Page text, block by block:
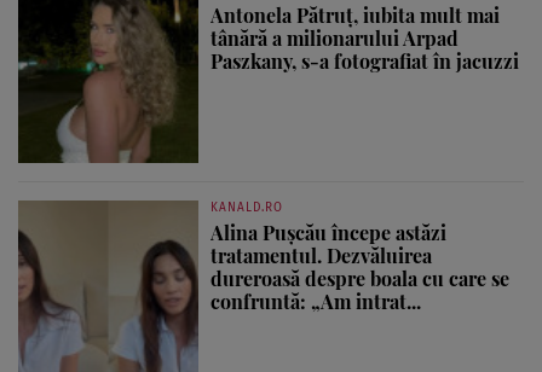
Antonela Pătruț, iubita mult mai
tânără a milionarului Arpad
Paszkany, s-a fotografiat în jacuzzi
KANALD.RO
Alina Pușcău începe astăzi
tratamentul. Dezvăluirea
dureroasă despre boala cu care se
confruntă: „Am intrat...